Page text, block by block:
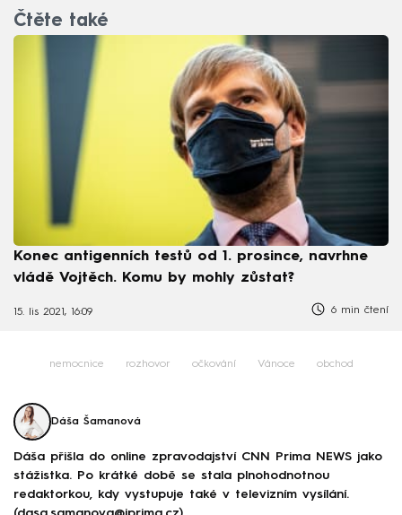
Čtěte také
Konec antigenních testů od 1. prosince, navrhne
vládě Vojtěch. Komu by mohly zůstat?
15. lis 2021, 16:09 6 min čtení
nemocnice rozhovor očkování Vánoce obchod
Dáša Šamanová
Dáša přišla do online zpravodajství CNN Prima NEWS jako
stážistka. Po krátké době se stala plnohodnotnou
redaktorkou, kdy vystupuje také v televizním vysílání.